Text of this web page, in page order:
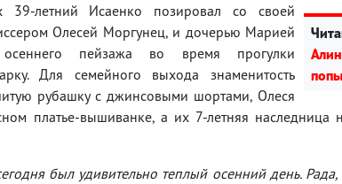
39-летний Исаенко позировал со своей
Олесей Моргунец, и дочерью Марией
пейзажа во время прогулки
Для семейного выхода знаменитость
рубашку с джинсовыми шортами, Олеся
платье-вышиванке, а их 7-летняя наследница
был удивительно теплый осенний день.